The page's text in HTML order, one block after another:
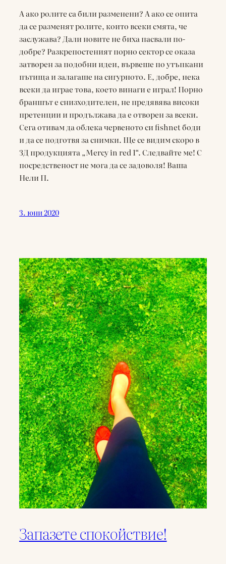
А ако ролите са били разменени? А ако се опита
да се разменят ролите, които всеки смята, че
заслужава? Дали новите не биха пасвали по-
добре? Разкрепостеният порно сектор се оказа
затворен за подобни идеи, вървеше по утъпкани
пътища и залагаше на сигурното. Е, добре, нека
всеки да играе това, което винаги е играл! Порно
браншът е снизходителен, не предявява високи
претенции и продължава да е отворен за всеки.
Сега отивам да облека червеното си fishnet боди
и да се подготвя за снимки. Ще се видим скоро в
3Д продукцията „Mercy in red 1“. Следвайте ме! С
посредственост не мога да се задоволя! Ваша
Нели П.
3. юни 2020
Запазете спокойствие!